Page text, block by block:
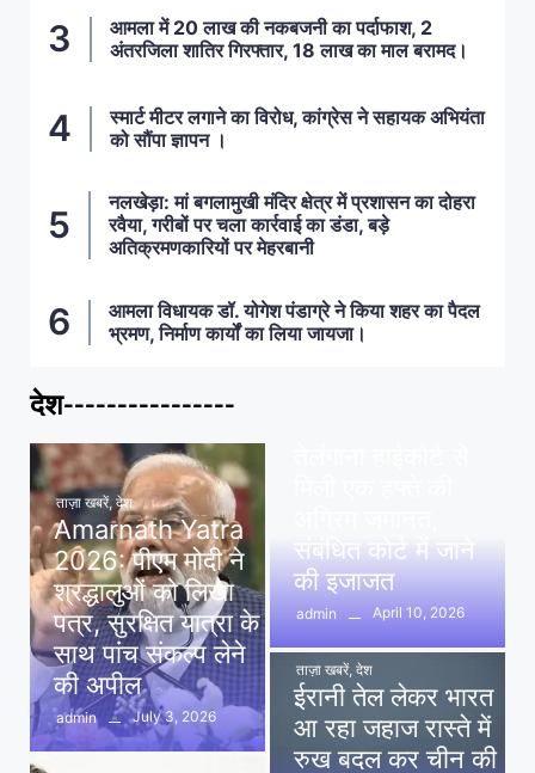
आमला में 20 लाख की नकबजनी का पर्दाफाश, 2
अंतरजिला शातिर गिरफ्तार, 18 लाख का माल बरामद।
स्मार्ट मीटर लगाने का विरोध, कांग्रेस ने सहायक अभियंता
को सौंपा ज्ञापन ।
नलखेड़ा: मां बगलामुखी मंदिर क्षेत्र में प्रशासन का दोहरा
रवैया, गरीबों पर चला कार्रवाई का डंडा, बड़े
अतिक्रमणकारियों पर मेहरबानी
आमला विधायक डॉ. योगेश पंडाग्रे ने किया शहर का पैदल
भ्रमण, निर्माण कार्यों का लिया जायजा।
देश----------------
ताज़ा खबरें, देश
Amarnath Yatra
2026: पीएम मोदी ने
श्रद्धालुओं को लिखा
पत्र, सुरक्षित यात्रा के
साथ पांच संकल्प लेने
की अपील
admin July 3, 2026
संबंधित कोर्ट में जाने
की इजाजत
admin April 10, 2026
ताज़ा खबरें, देश
ईरानी तेल लेकर भारत
आ रहा जहाज रास्ते में
रुख बदल कर चीन की